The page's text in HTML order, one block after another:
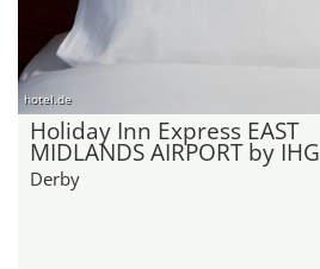
hotel.de
Holiday Inn Express EAST
MIDLANDS AIRPORT by IHG
Derby